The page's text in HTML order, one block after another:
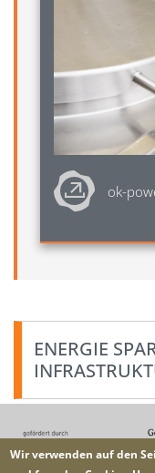
ok-
ENERGIE
Image
Wir verwenden auf den